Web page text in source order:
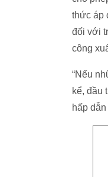
thức áp
đối với
công
“Nếu
kể, đầu
hấp